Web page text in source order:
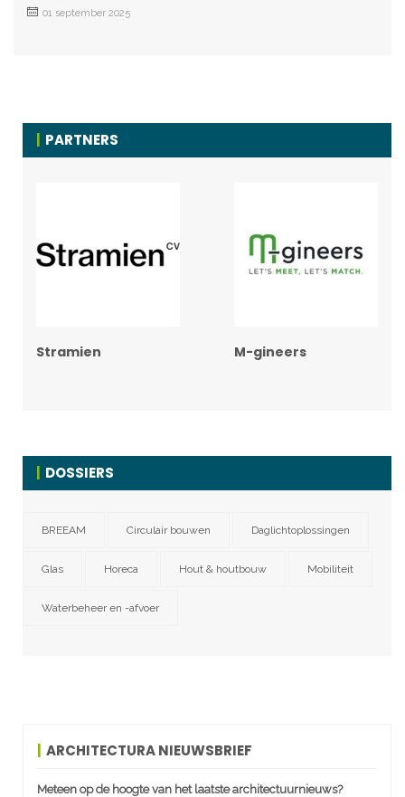
01 september 2025
PARTNERS
Stramien M-gineers
DOSSIERS
BREEAM Circulair bouwen Daglichtoplossingen
Glas Horeca Hout & houtbouw Mobiliteit
Waterbeheer en -afvoer
ARCHITECTURA NIEUWSBRIEF
Meteen op de hoogte van het laatste architectuurnieuws?